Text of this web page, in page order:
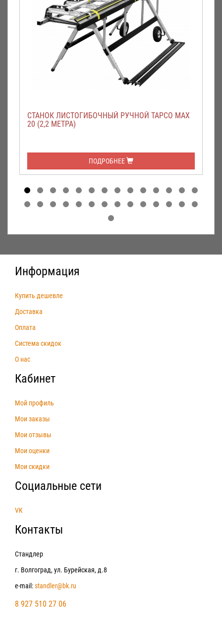
СТАНОК ЛИСТОГИБОЧНЫЙ РУЧНОЙ TAPCO MAX
20 (2,2 МЕТРА)
ПОДРОБНЕЕ
Информация
Купить дешевле
Доставка
Оплата
Система скидок
О нас
Кабинет
Мой профиль
Мои заказы
Мои отзывы
Мои оценки
Мои скидки
Социальные сети
VK
Контакты
Стандлер
г. Волгоград, ул. Бурейская, д.8
e-mail:standler@bk.ru
8 927 510 27 06